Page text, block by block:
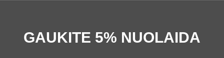
GAUKITE 5% NUOLAIDA